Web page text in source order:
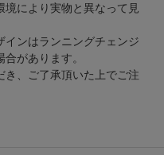
により実物と異なって見
ンはランニングチェンジ
があります。
き、ご了承頂いた上でご注